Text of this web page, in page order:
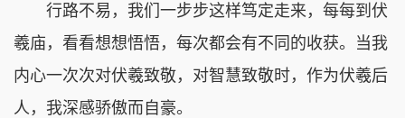
行路不易，我们一步步这样笃定走来，每每到伏
羲庙，看看想想悟悟，每次都会有不同的收获。当我
内心一次次对伏羲致敬，对智慧致敬时，作为伏羲后
人，我深感骄傲而自豪。